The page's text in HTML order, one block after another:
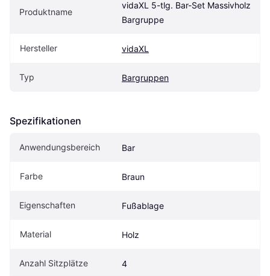
Produktname
vidaXL 5-tlg. Bar-Set Massivholz
Bargruppe
Hersteller vidaXL
Typ Bargruppen
Spezifikationen
Anwendungsbereich Bar
Farbe Braun
Eigen­schaften Fußablage
Material Holz
Anzahl Sitzplätze 4